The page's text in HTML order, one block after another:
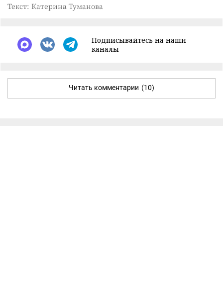
Текст: Катерина Туманова
Подписывайтесь на наши
каналы
Читать комментарии (10)